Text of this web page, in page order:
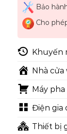
Bảo
Cho
Khuyến
Nhà cửa
Máy
Điện gia
Thiết bị